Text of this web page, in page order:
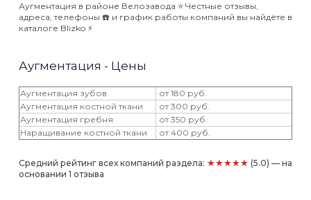
Аугментация в районе Велозавода ⭐️ Честные отзывы,
адреса, телефоны ☎️ и график работы компаний вы найдёте в
каталоге Blizko ⚡️
Аугментация - Цены
Аугментация зубов
от 180 руб.
Аугментация костной ткани
от 300 руб.
Аугментация гребня
от 350 руб.
Наращивание костной ткани
от 400 руб.
Средний рейтинг всех компаний раздела: ★★★★★ (5.0) — на
основании 1 отзыва